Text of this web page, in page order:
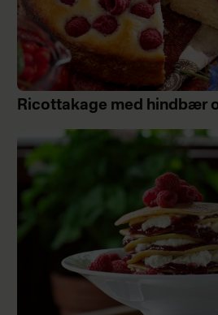
Ricottakage med hindbær